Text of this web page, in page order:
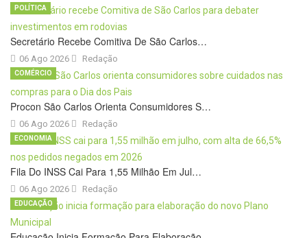
Secretário Recebe Comitiva De São Carlos…
06 Ago 2026
POLÍTICA
Redação
Procon São Carlos Orienta Consumidores S…
06 Ago 2026
COMÉRCIO
Redação
Fila Do INSS Cai Para 1,55 Milhão Em Jul…
06 Ago 2026
ECONOMIA
Redação
EDUCAÇÃO